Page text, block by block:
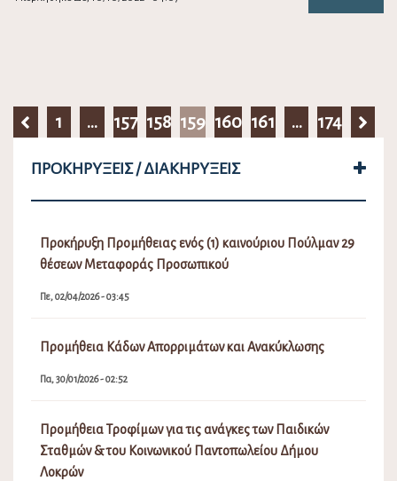
1 … 157 158 159 160 161 … 174
ΠΡΟΚΗΡΎΞΕΙΣ / ΔΙΑΚΗΡΎΞΕΙΣ
Προκήρυξη Προμήθειας ενός (1) καινούριου Πούλμαν 29
θέσεων Μεταφοράς Προσωπικού
Πε, 02/04/2026 - 03:45
Προμήθεια Κάδων Απορριμάτων και Ανακύκλωσης
Πα, 30/01/2026 - 02:52
Προμήθεια Τροφίμων για τις ανάγκες των Παιδικών
Σταθμών & του Κοινωνικού Παντοπωλείου Δήμου
Λοκρών